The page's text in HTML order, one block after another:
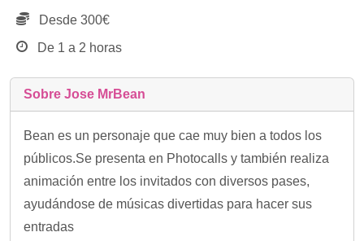
Desde 300€
De 1 a 2 horas
Sobre Jose MrBean
Bean es un personaje que cae muy bien a todos los
públicos.Se presenta en Photocalls y también realiza
animación entre los invitados con diversos pases,
ayudándose de músicas divertidas para hacer sus
entradas